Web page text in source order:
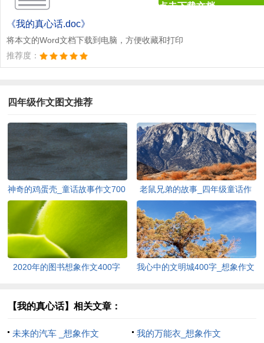
《我的真心话.doc》
将本文的Word文档下载到电脑，方便收藏和打印
推荐度：
点击下载文档
四年级作文图文推荐
神奇的鸡蛋壳_童话故事作文700
老鼠兄弟的故事_四年级童话作
2020年的图书想象作文400字 我心中的文明城400字_想象作文
【我的真心话】相关文章：
未来的汽车 _想象作文 我的万能衣_想象作文